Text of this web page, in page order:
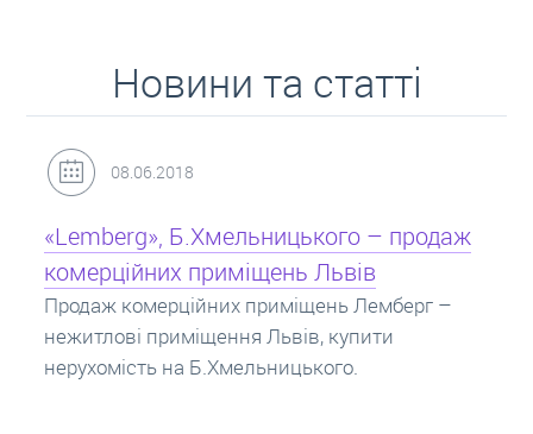
Новини та статті
31.05.2018
Кредит під заставу нерухомості: іпотека
Іпотека на квартиру – кредит на житло під
заставу нерухомості. Купити в іпотеку – що
потрібно знати? Консультація від Експертів
про іпотечні кредити.